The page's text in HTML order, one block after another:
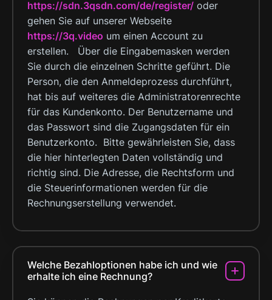
https://sdn.3qsdn.com/de/register/ oder
gehen Sie auf unserer Webseite
https://3q.video um einen Account zu
erstellen. Über die Eingabemasken werden
Sie durch die einzelnen Schritte geführt. Die
Person, die den Anmeldeprozess durchführt,
hat bis auf weiteres die Administratorenrechte
für das Kundenkonto. Der Benutzername und
das Passwort sind die Zugangsdaten für ein
Benutzerkonto. Bitte gewährleisten Sie, dass
die hier hinterlegten Daten vollständig und
richtig sind. Die Adresse, die Rechtsform und
die Steuerinformationen werden für die
Rechnungserstellung verwendet.
Welche Bezahloptionen habe ich und wie
erhalte ich eine Rechnung?